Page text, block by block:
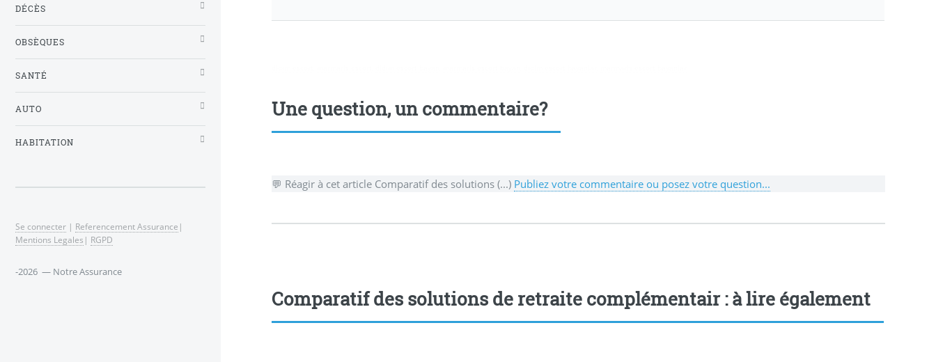
Une question, un commentaire?
💬 Réagir à cet article Comparatif des solutions (...) Publiez votre commentaire ou posez votre question...
Comparatif des solutions de retraite complémentair : à lire également
DÉCÈS
OBSÈQUES
SANTÉ
AUTO
HABITATION
Se connecter | Referencement Assurance |
Mentions Legales | RGPD
-2026 — Notre Assurance